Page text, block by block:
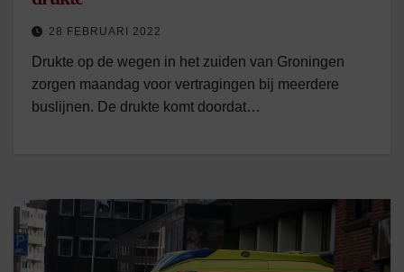
28 FEBRUARI 2022
Drukte op de wegen in het zuiden van Groningen
zorgen maandag voor vertragingen bij meerdere
buslijnen. De drukte komt doordat…